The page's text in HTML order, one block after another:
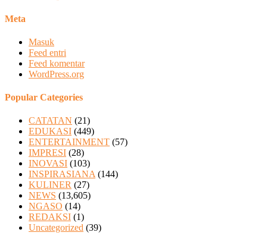
Meta
Masuk
Feed entri
Feed komentar
WordPress.org
Popular Categories
CATATAN (21)
EDUKASI (449)
ENTERTAINMENT (57)
IMPRESI (28)
INOVASI (103)
INSPIRASIANA (144)
KULINER (27)
NEWS (13,605)
NGASO (14)
REDAKSI (1)
Uncategorized (39)